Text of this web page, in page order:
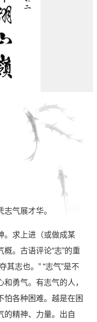
志气展才华。
。求上进（或做成某
。古语评论“志”的重
其志也。” “志气”是不
勇气。有志气的人，
怕各种困难。越是在困
的精神、力量。出自